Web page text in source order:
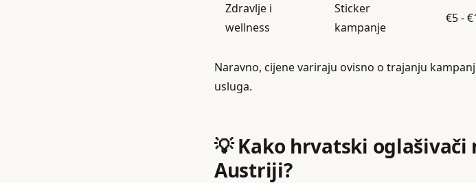
Zdravlje i
wellness
Sticker
kampanje
€5 -
Naravno, cijene variraju ovisno o trajanju
usluga.
💡 Kako hrvatski
Austriji?